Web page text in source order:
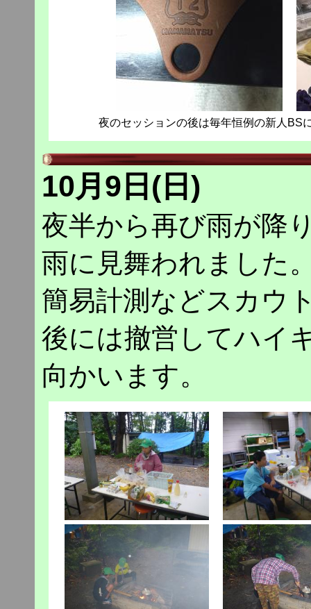
夜のセッションの後は毎年恒例の新人BS
10月9日(日)
夜半から再び雨が降
雨に見舞われました
簡易計測などスカウ
後には撤営してハイ
向かいます。